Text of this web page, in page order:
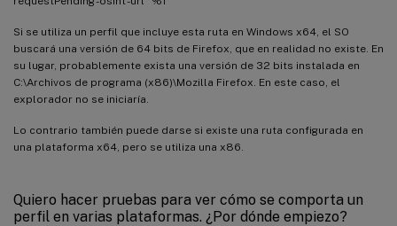
Si se utiliza un perfil que incluye esta ruta en Windows x64, el SO
buscará una versión de 64 bits de Firefox, que en realidad no existe. En
su lugar, probablemente exista una versión de 32 bits instalada en
C:\Archivos de programa (x86)\Mozilla Firefox. En este caso, el
explorador no se iniciaría.
Lo contrario también puede darse si existe una ruta configurada en
una plataforma x64, pero se utiliza una x86.
Quiero hacer pruebas para ver cómo se comporta un
perfil en varias plataformas. ¿Por dónde empiezo?